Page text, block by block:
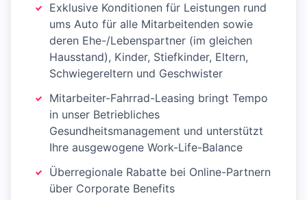
Exklusive Konditionen für Leistungen rund
ums Auto für alle Mitarbeitenden sowie
deren Ehe-/Lebenspartner (im gleichen
Hausstand), Kinder, Stiefkinder, Eltern,
Schwiegereltern und Geschwister
Mitarbeiter-Fahrrad-Leasing bringt Tempo
in unser Betriebliches
Gesundheitsmanagement und unterstützt
Ihre ausgewogene Work-Life-Balance
Überregionale Rabatte bei Online-Partnern
über Corporate Benefits